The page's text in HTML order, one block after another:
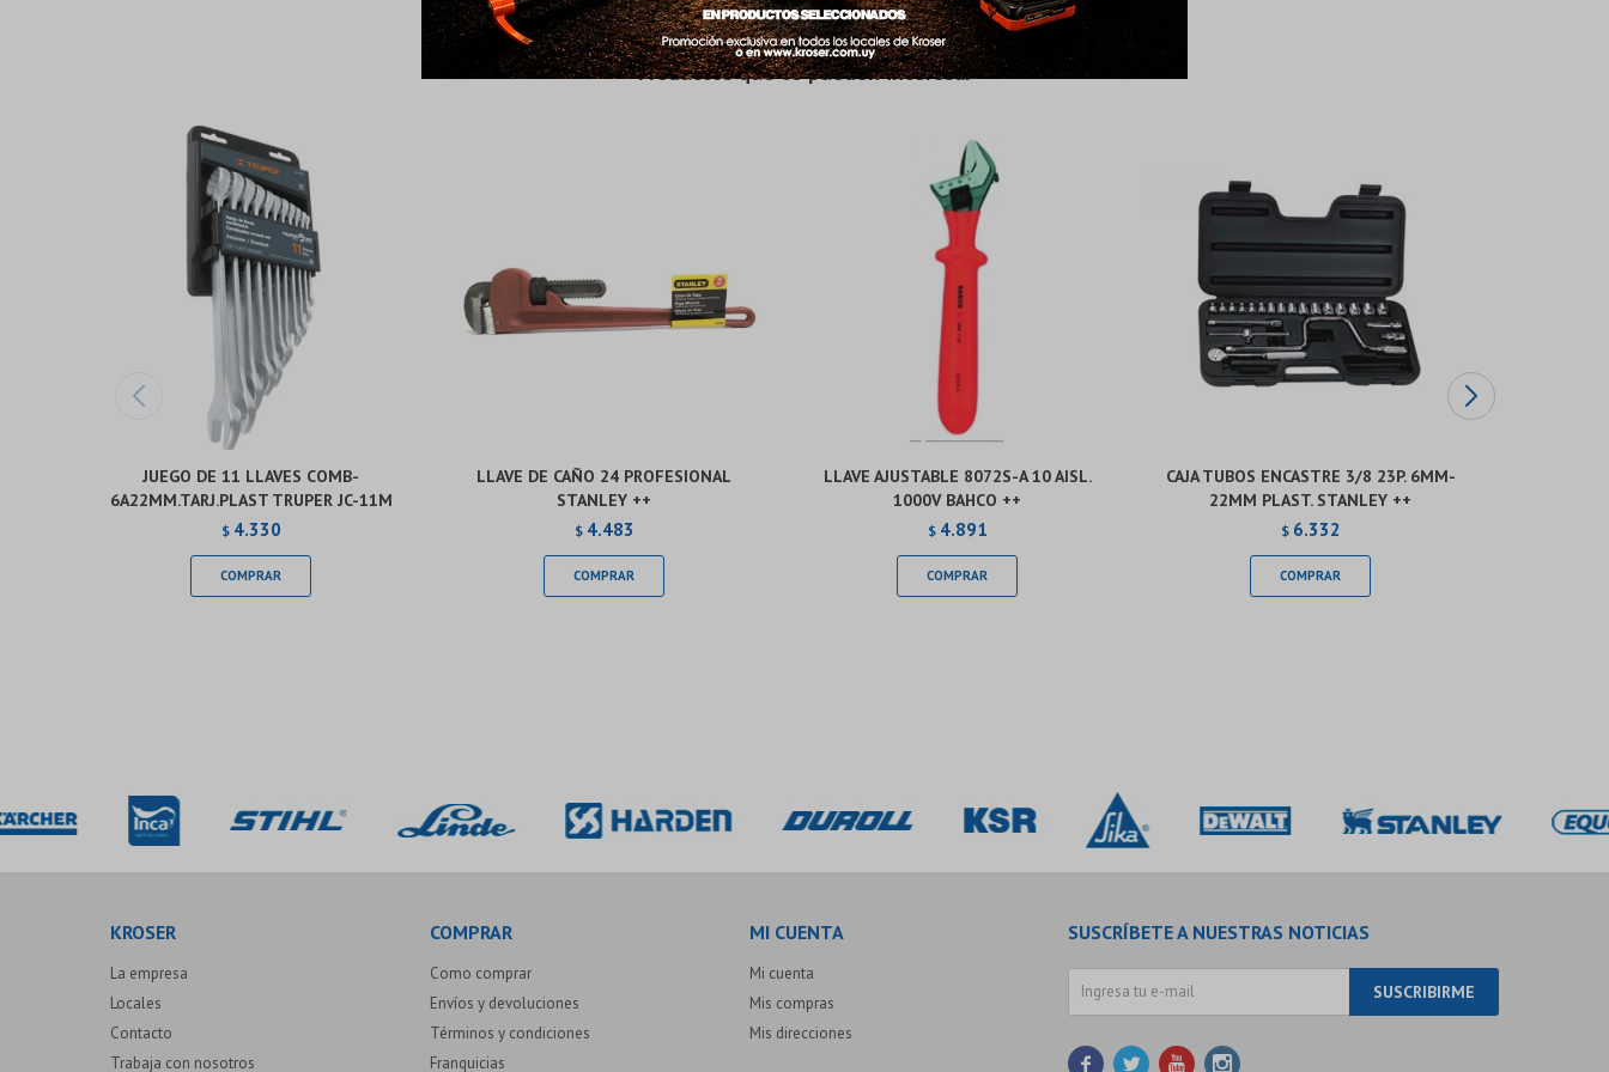
Productos que te pueden interesar
JUEGO DE 11 LLAVES COMB-
6A22MM.TARJ.PLAST TRUPER JC-11M
$ 4.330
LLAVE DE CAÑO 24 PROFESIONAL
STANLEY ++
$ 4.483
LLAVE AJUSTABLE 8072S-A 10 AISL.
1000V BAHCO ++
$ 4.891
CAJA TUBOS ENCASTRE 3/8 23P. 6MM-
22MM PLAST. STANLEY ++
$ 6.332
Día Mes Año
Continuar
puede variar por comercio
KROSER
La empresa
Locales
Contacto
Trabaja con nosotros
COMPRAR
Como comprar
Envíos y devoluciones
Términos y condiciones
Franquicias
MI CUENTA
Mi cuenta
Mis compras
Mis direcciones
SUSCRÍBETE A NUESTRAS NOTICIAS
SUSCRIBIRME
   
Día Mes Año
Continuar
puede variar por comercio